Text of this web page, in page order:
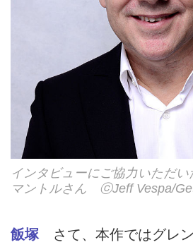
インタビューにご協力いただ
マントルさん ⓒJeff Vespa/
飯塚さて、本作ではグレ